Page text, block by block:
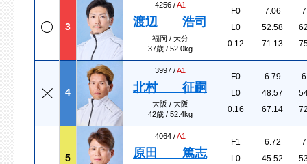
3
4256 /A1
渡辺 浩司
福岡 / 大分
37歳 / 52.0kg
F0
L0
0.12
7.06
52.58
71.13
4
3997 /A1
北村 征嗣
大阪 / 大阪
42歳 / 52.4kg
F0
L0
0.16
6.79
48.57
67.14
5
4064 /A1
原田 篤志
F1
L0
6.72
45.52